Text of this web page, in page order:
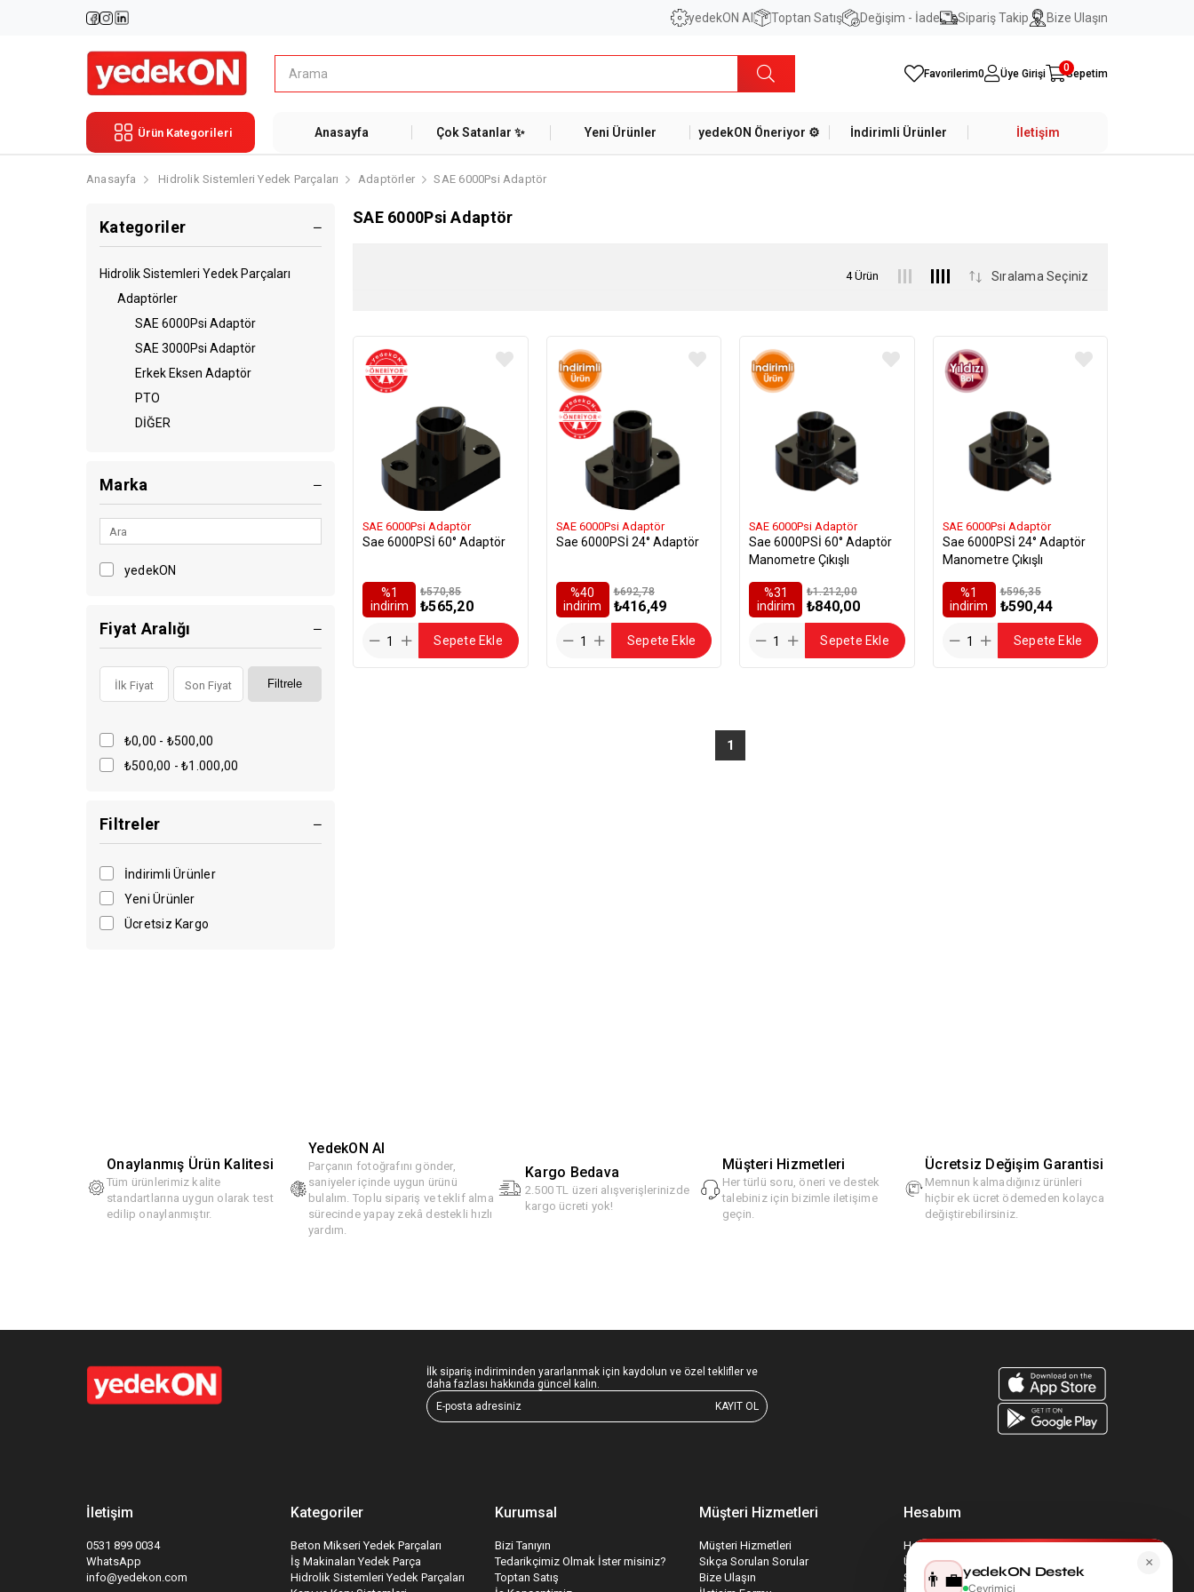
yedekON AI Toptan Satış Değişim - İade Sipariş Takip Bize Ulaşın
Favorilerim0 Üye Girişi Sepetim
0
Ürün Kategorileri Anasayfa Çok Satanlar ✨ Yeni Ürünler yedekON Öneriyor ⚙️ İndirimli Ürünler İletişim
Anasayfa Hidrolik Sistemleri Yedek Parçaları Adaptörler SAE 6000Psi Adaptör
Kategoriler
Hidrolik Sistemleri Yedek Parçaları
Adaptörler
SAE 6000Psi Adaptör
SAE 3000Psi Adaptör
Erkek Eksen Adaptör
PTO
DİĞER
Marka
yedekON
Fiyat Aralığı
Filtrele
₺0,00 - ₺500,00
₺500,00 - ₺1.000,00
Filtreler
İndirimli Ürünler
Yeni Ürünler
Ücretsiz Kargo
SAE 6000Psi Adaptör
4 Ürün
SAE 6000Psi Adaptör
Sae 6000PSİ 60° Adaptör
%1
i̇ndirim
₺565,20
₺570,85
Sepete Ekle
SAE 6000Psi Adaptör
Sae 6000PSİ 24° Adaptör
%40
i̇ndirim
₺416,49
₺692,78
Sepete Ekle
SAE 6000Psi Adaptör
Sae 6000PSİ 60° Adaptör
Manometre Çıkışlı
%31
i̇ndirim
₺840,00
₺1.212,00
Sepete Ekle
SAE 6000Psi Adaptör
Sae 6000PSİ 24° Adaptör
Manometre Çıkışlı
%1
i̇ndirim
₺590,44
₺596,35
Sepete Ekle
1
Onaylanmış Ürün Kalitesi
Tüm ürünlerimiz kalite
standartlarına uygun olarak test
edilip onaylanmıştır.
YedekON AI
Parçanın fotoğrafını gönder,
saniyeler içinde uygun ürünü
bulalım. Toplu sipariş ve teklif alma
sürecinde yapay zekâ destekli hızlı
yardım.
Kargo Bedava
2.500 TL üzeri alışverişlerinizde
kargo ücreti yok!
Müşteri Hizmetleri
Her türlü soru, öneri ve destek
talebiniz için bizimle iletişime
geçin.
Ücretsiz Değişim Garantisi
Memnun kalmadığınız ürünleri
hiçbir ek ücret ödemeden kolayca
değiştirebilirsiniz.
İlk sipariş indiriminden yararlanmak için kaydolun ve özel teklifler ve
daha fazlası hakkında güncel kalın.
KAYIT OL
İletişim
0531 899 0034
WhatsApp
info@yedekon.com
Kategoriler
Beton Mikseri Yedek Parçaları
İş Makinaları Yedek Parça
Hidrolik Sistemleri Yedek Parçaları
Kurumsal
Bizi Tanıyın
Tedarikçimiz Olmak İster misiniz?
Toptan Satış
Müşteri Hizmetleri
Müşteri Hizmetleri
Sıkça Sorulan Sorular
Bize Ulaşın
Hesabım
Hesabım
Üyelik Bilgilerim
Sepetim
×
👨‍💼yedekON Destek
Çevrimiçi